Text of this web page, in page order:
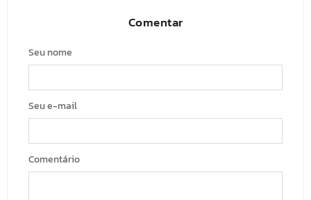
Comentar
Seu nome
Seu e-mail
Comentário